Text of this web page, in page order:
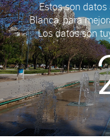
Estos son
Blanca, para
Los datos son